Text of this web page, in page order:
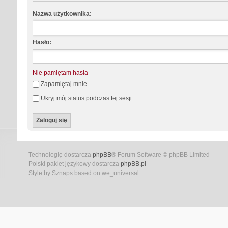
Nazwa użytkownika:
Hasło:
Nie pamiętam hasła
Zapamiętaj mnie
Ukryj mój status podczas tej sesji
Technologię dostarcza phpBB® Forum Software © phpBB Limited
Polski pakiet językowy dostarcza phpBB.pl
Style by Sznaps based on we_universal